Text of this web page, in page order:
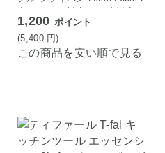
点セット IH対応 ガス火対応
1,200 ポイント
(5,400 円)
この商品を安い順で見る